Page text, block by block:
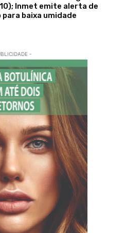
Inmet emite alerta de
para baixa umidade
-